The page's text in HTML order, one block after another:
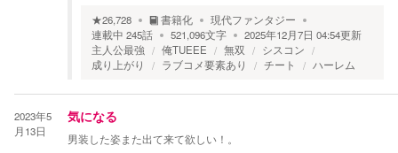
★26,728 書籍化
現代ファンタジー
連載中 245話 521,096文字 2025年12月7日 04:54更新
主人公最強
俺TUEEE 無双
シスコン
成り上がり
ラブコメ要素あり チート ハーレム
2023年5
月13日
気になる
男装した姿また出て来て欲しい！。